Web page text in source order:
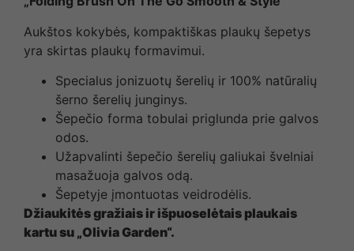
Aukštos kokybės, kompaktiškas plaukų šepetys
yra skirtas plaukų formavimui.
Specialus jonizuotų šerelių ir 100% natūralių
šerno šerelių junginys.
Šepečio forma tobulai priglunda prie galvos
odos.
Užapvalinti šepečio šerelių galiukai švelniai
masažuoja galvos odą.
Šepetyje įmontuotas veidrodėlis.
Džiaukitės gražiais ir išpuoselėtais plaukais
kartu su „Olivia Garden“.